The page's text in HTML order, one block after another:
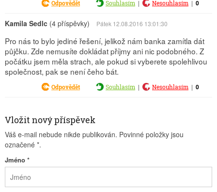
Odpovědět Souhlasím | Nesouhlasím | 0
Kamila Sedlc (4 příspěvky) Pátek 12.08.2016 13:01:30
Pro nás to bylo jediné řešení, jelikož nám banka zamítla dát
půjčku. Zde nemusíte dokládat příjmy ani nic podobného. Z
počátku jsem měla strach, ale pokud si vyberete spolehlivou
společnost, pak se není čeho bát.
Odpovědět Souhlasím | Nesouhlasím | 0
Vložit nový příspěvek
Váš e-mail nebude nikde publikován. Povinné položky jsou
označené *.
Jméno *